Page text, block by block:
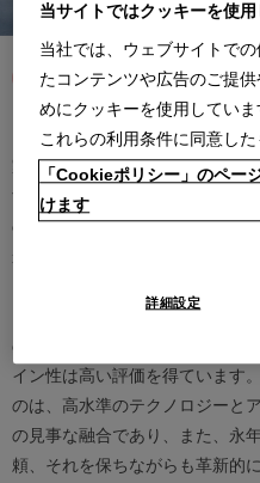
カッシーナは創業以来、インテ
家具業界では数少ないリーディ
す。17世紀、イタリアで誕生し
の製造に始まり、その後豪華客
ト・カッシーナによってカッシ
モダンファーニチャーの分野へ
の最も重要な美術館にコレクシ
イン性は高い評価を得ています
のは、高水準のテクノロジーと
の見事な融合であり、また、永
頼、それを保ちながらも革新的
当サイトではクッキーを使
当社では、ウェブサイトで
たコンテンツや広告のご提
めにクッキーを使用してい
これらの利用条件に同意した
「Cookieポリシー」のペー
けます
詳細設定